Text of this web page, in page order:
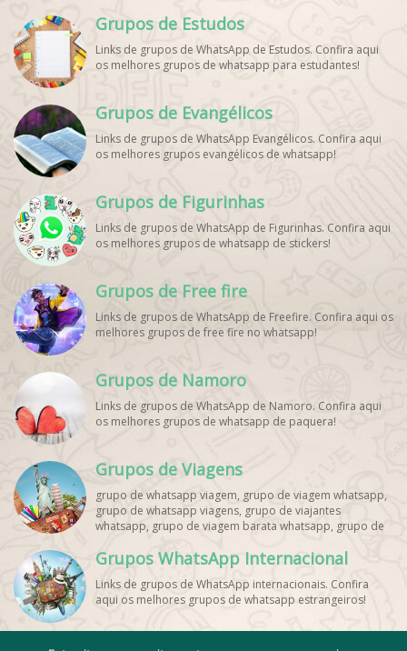
WhatsApp, Grupo de Torcedores [Nome do Time]
WhatsApp, Link de Grupos de Esporte Grátis, Grupo
WhatsApp Dicas de Treino, Grupo WhatsApp Futebol Ao
Vivo. Grupo WhatsApp Esporte, Grupos de Esporte
WhatsApp Esporte, Grupo WhatsApp Futebol, Link Grupo
Palpites Futebol WhatsApp, Grupo WhatsApp NBA,
Grupos de Estudos
Links de grupos de WhatsApp de Estudos. Confira aqui
os melhores grupos de whatsapp para estudantes!
Grupos de Evangélicos
Links de grupos de WhatsApp Evangélicos. Confira aqui
os melhores grupos evangélicos de whatsapp!
Grupos de Figurinhas
Links de grupos de WhatsApp de Figurinhas. Confira aqui
os melhores grupos de whatsapp de stickers!
Grupos de Free fire
Links de grupos de WhatsApp de Freefire. Confira aqui os
melhores grupos de free fire no whatsapp!
Grupos de Namoro
Links de grupos de WhatsApp de Namoro. Confira aqui
os melhores grupos de whatsapp de paquera!
Grupos de Viagens
grupo de whatsapp viagem, grupo de viagem whatsapp,
grupo de whatsapp viagens, grupo de viajantes
whatsapp, grupo de viagem barata whatsapp, grupo de
grupo de excursão whatsapp, grupo de viagem em
grupo whatsapp, grupo de viagens nacionais whatsapp,
grupo de viagens internacionais whatsapp, grupo de
viagem brasil whatsapp, grupo de viagem europa
viagem promoção whatsapp, grupo de viagem
Grupos WhatsApp Internacional
Links de grupos de WhatsApp internacionais. Confira
aqui os melhores grupos de whatsapp estrangeiros!